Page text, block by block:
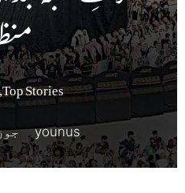
Top Stories
younus جون 17,